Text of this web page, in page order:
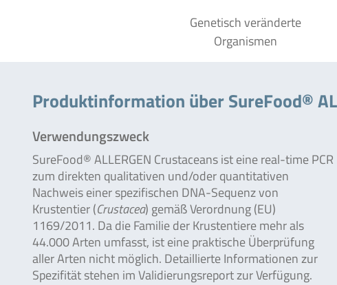
Genetisch veränderte
Organismen
Produktinformation über SureFood®
Verwendungszweck
SureFood® ALLERGEN Crustaceans ist eine real-time PCR
zum direkten qualitativen und/oder quantitativen
Nachweis einer spezifischen DNA-Sequenz von
Krustentier (Crustacea) gemäß Verordnung (EU)
1169/2011. Da die Familie der Krustentiere mehr als
44.000 Arten umfasst, ist eine praktische Überprüfung
aller Arten nicht möglich. Detaillierte Informationen zur
Spezifität stehen im Validierungsreport zur Verfügung.